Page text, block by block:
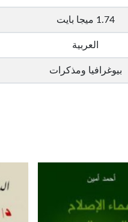
1.74 ميجا بايت
العربية
بيوغرافيا ومذكرات